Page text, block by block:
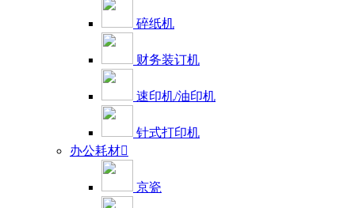
碎纸机
财务装订机
速印机/油印机
针式打印机
办公耗材
京瓷